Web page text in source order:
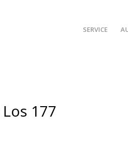
SERVICE
Los 177